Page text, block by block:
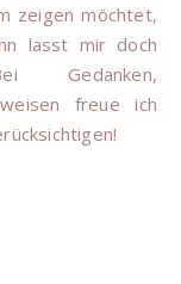
zeigen möchtet,
lasst mir doch
Gedanken,
freue ich